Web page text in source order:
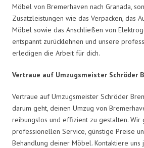
Möbel von Bremerhaven nach Granada,
Zusatzleistungen wie das Verpacken, das
Möbel sowie das Anschließen von
entspannt zurücklehnen und unsere
erledigen die Arbeit für dich.
Vertraue auf Umzugsmeister Schröder
Vertraue auf Umzugsmeister Schröder
darum geht, deinen Umzug von
reibungslos und effizient zu gestalten. Wir
professionellen Service, günstige Preise
Behandlung deiner Möbel. Kontaktiere